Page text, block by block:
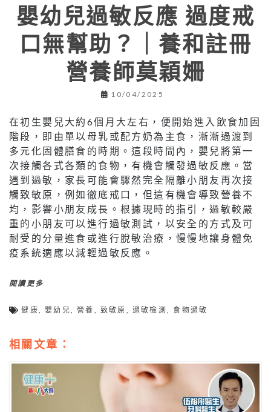
嬰幼兒過敏反應 過度戒
口無幫助？｜養和註冊
營養師莫穎姍
10/04/2025
在初生嬰兒大約6個月大左右，便開始進入飲食加固
階段，即由單以母乳或配方奶為主食，漸漸過渡到
多元化固體膳食的時期。這段時間內，嬰兒將第一
次接觸各式各類的食物，有機會觸發過敏反應。當
遇到過敏，家長可能會驟然完全隔離小朋友再次接
觸致敏原，例如徹底戒口，但這有機會導致營養不
均，影響小朋友成長。根據現時的指引，過敏較嚴
重的小朋友可以進行過敏測試，以安全的方式及可
耐受的分量進食或進行脫敏治療，慢慢地讓身體免
疫系統適應以減輕過敏反應。
閱讀更多
健康,嬰幼兒,營養 , 致敏原 , 過敏檢測,食物過敏
相關文章：